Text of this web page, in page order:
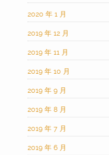
2020 年 1 月
2019 年 12 月
2019 年 11 月
2019 年 10 月
2019 年 9 月
2019 年 8 月
2019 年 7 月
2019 年 6 月